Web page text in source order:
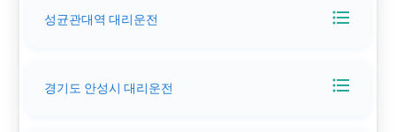
성균관대역 대리운전 format_list_bulleted
경기도 안성시 대리운전 format_list_bulleted